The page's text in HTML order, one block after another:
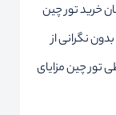
خرید تور چین
نگرانی از
تور چین مزایای